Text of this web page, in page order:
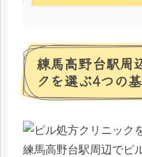
練馬高野台駅周
クを選ぶ4つの基
練馬高野台駅周辺でピ